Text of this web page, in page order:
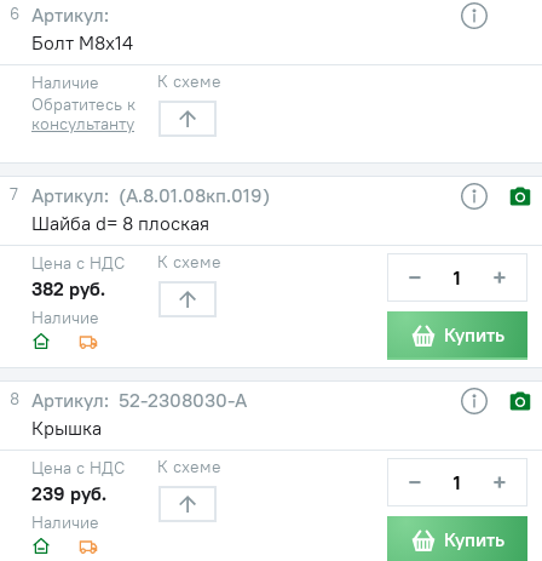
6
Болт М8х14
Наличие
Обратитесь к
консультанту
К схеме
7
(А.8.01.08кп.019)
Шайба d= 8 плоская
Наличие
Цена с НДС
382 руб.
К схеме − +
Купить
8
52-2308030-А
Крышка
Наличие
Цена с НДС
239 руб.
К схеме − +
Купить